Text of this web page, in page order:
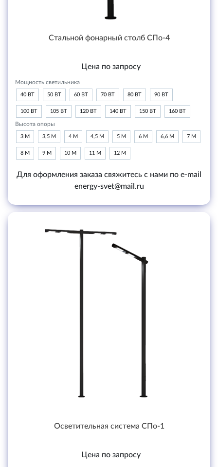
Стальной фонарный столб СПо-4
Цена по запросу
Мощность светильника
40 ВТ 50 ВТ 60 ВТ 70 ВТ 80 ВТ 90 ВТ
100 ВТ 105 ВТ 120 ВТ 140 ВТ 150 ВТ 160 ВТ
Высота опоры
3 М 3,5 М 4 М 4,5 М 5 М 6 М 6,6 М 7 М
8 М 9 М 10 М 11 М 12 М
Для оформления заказа свяжитесь с нами по e-mail
energy-svet@mail.ru
Осветительная система СПо-1
Цена по запросу